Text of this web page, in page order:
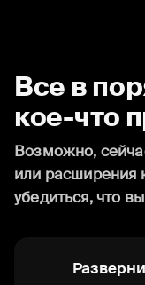
Все в
кое-что
Возможно,
или расширения
убедиться, что